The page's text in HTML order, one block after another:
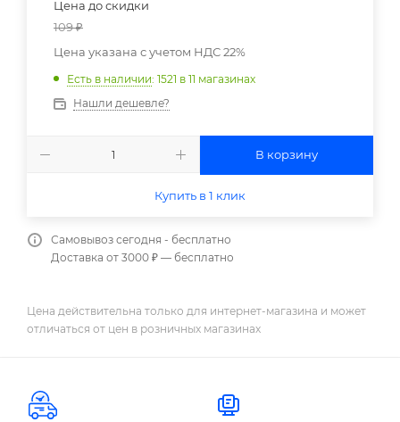
Цена до скидки
109₽
Цена указана с учетом НДС 22%
Есть в наличии: 1521 в 11 магазинах
Нашли дешевле?
В корзину
Купить в 1 клик
Самовывоз сегодня - бесплатно
Доставка от 3000 ₽ — бесплатно
Цена действительна только для интернет-магазина и может
отличаться от цен в розничных магазинах